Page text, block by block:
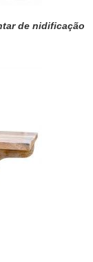
de nidificação